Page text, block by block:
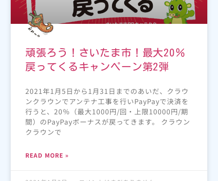
頑張ろう！さいたま市！最大20％
戻ってくるキャンペーン第2弾
2021年1月5日から1月31日までのあいだ、クラウ
ンクラウンでアンテナ工事を行いPayPayで決済を
行うと、20％（最大1000円/回・上限10000円/期
間）のPayPayボーナスが戻ってきます。 クラウン
クラウンで
READ MORE »